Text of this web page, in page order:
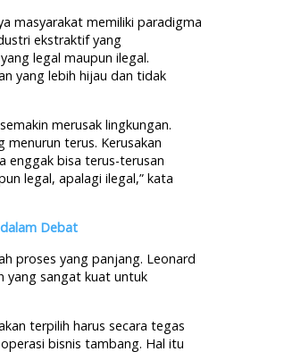
masyarakat memiliki paradigma
ekstraktif yang
legal maupun ilegal.
yang lebih hijau dan tidak
merusak lingkungan.
terus. Kerusakan
enggak bisa terus-terusan
legal, apalagi ilegal,” kata
dalam Debat
proses yang panjang. Leonard
yang sangat kuat untuk
terpilih harus secara tegas
bisnis tambang. Hal itu